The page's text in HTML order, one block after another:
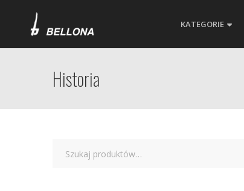
KATEGORIE
Historia